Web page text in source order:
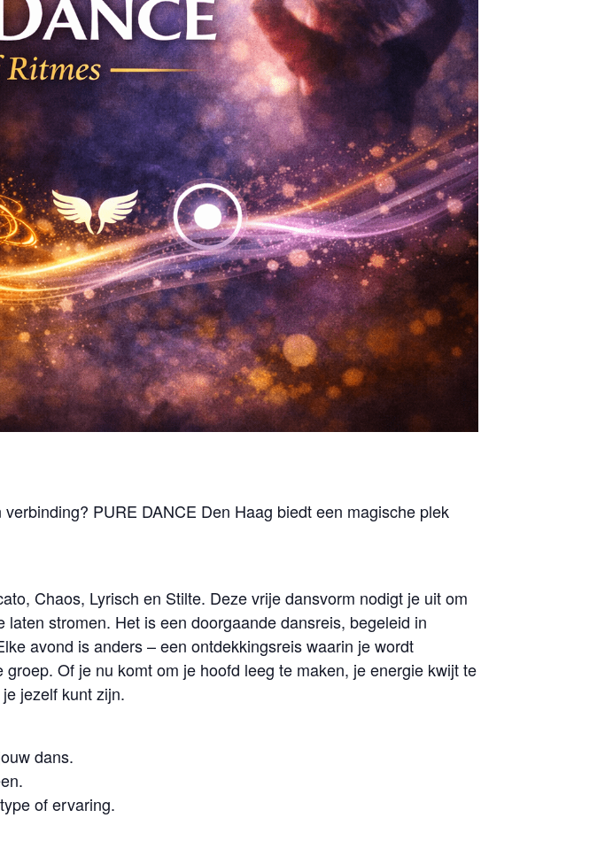
PURE DANCE Den Haag biedt een magische plek
Chaos, Lyrisch en Stilte. Deze vrije dansvorm nodigt je uit om
stromen. Het is een doorgaande dansreis, begeleid in
avond is anders – een ontdekkingsreis waarin je wordt
Of je nu komt om je hoofd leeg te maken, je energie kwijt te
jezelf kunt zijn.
dans.
of ervaring.